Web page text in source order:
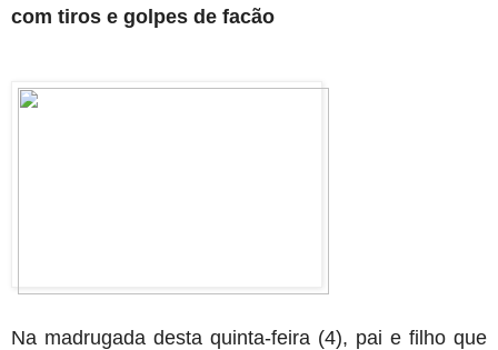
com tiros e golpes de facão
Na madrugada desta quinta-feira (4), pai e filho que